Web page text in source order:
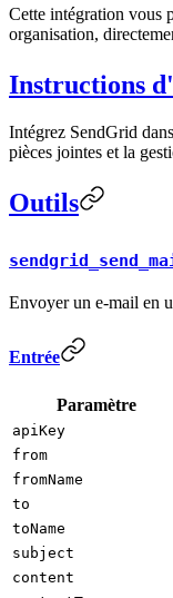
Cette intégration vous
organisation,
Instructions
Intégrez SendGrid
pièces jointes et la
Outils
Envoyer un e-mail en
Entrée
Paramètre
apiKey
from
fromName
to
toName
subject
content